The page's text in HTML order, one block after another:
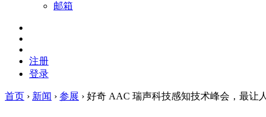
邮箱
注册
登录
首页 › 新闻 › 参展 › 好奇 AAC 瑞声科技感知技术峰会，最让